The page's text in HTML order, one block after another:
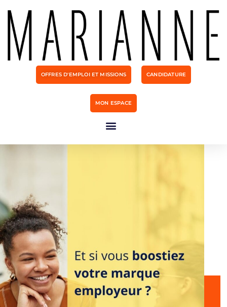
OFFRES D'EMPLOI ET MISSIONS CANDIDATURE
MON ESPACE